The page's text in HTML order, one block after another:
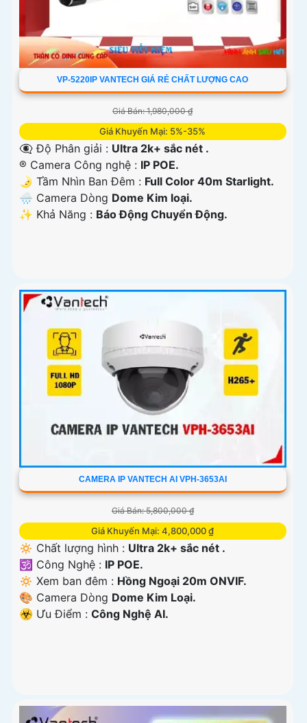
VP-5220IP VANTECH GIÁ RẺ CHẤT LƯỢNG CAO
Giá Bán: 1,980,000 ₫
Giá Khuyến Mại: 5%-35%
👁️‍🗨 Độ Phân giải : Ultra 2k+ sắc nét .
®️ Camera Công nghệ : IP POE.
🌛 Tầm Nhìn Ban Đêm : Full Color 40m Starlight.
🌧️ Camera Dòng Dome Kim loại.
️✨ Khả Năng : Báo Động Chuyển Động.
CAMERA IP VANTECH AI VPH-3653AI
Giá Bán: 5,800,000 ₫
Giá Khuyến Mại: 4,800,000 ₫
🔅 Chất lượng hình : Ultra 2k+ sắc nét .
🕉️ Công Nghệ : IP POE.
🔅 Xem ban đêm : Hồng Ngoại 20m ONVIF.
🎨 Camera Dòng Dome Kim Loại.
️☣️ Ưu Điểm : Công Nghệ AI.